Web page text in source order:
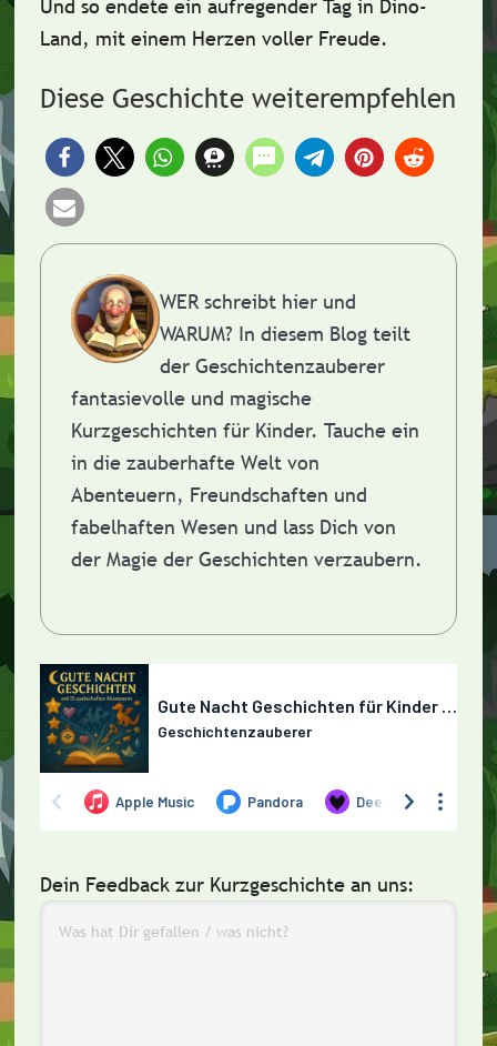
Und so endete ein aufregender Tag in Dino-
Land, mit einem Herzen voller Freude.
Diese Geschichte weiterempfehlen
WER schreibt hier und
WARUM? In diesem Blog teilt
der Geschichtenzauberer
fantasievolle und magische
Kurzgeschichten für Kinder. Tauche ein
in die zauberhafte Welt von
Abenteuern, Freundschaften und
fabelhaften Wesen und lass Dich von
der Magie der Geschichten verzaubern.
Dein Feedback zur Kurzgeschichte an uns: